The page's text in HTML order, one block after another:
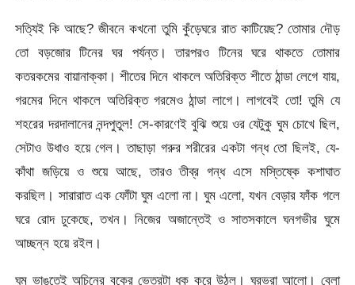
সত্যিই কি আছে? জীবনে কখনো তুমি কুঁড়েঘরে রাত কাটিয়েছ? তোমার দৌড়
তো বড়জোর টিনের ঘর পর্যন্ত। তারপরও টিনের ঘরে থাকতে তোমার
কতরকমের বায়ানাক্কা। শীতের দিনে থাকলে অতিরিক্ত শীতে ঠান্ডা লেগে যায়,
গরমের দিনে থাকলে অতিরিক্ত গরমেও ঠান্ডা লাগে। লাগবেই তো! তুমি যে
শহরের দরদালানের নন্দপুতুল! সে-কারণেই বুঝি শুয়ে ওর যেটুকু ঘুম চোখে ছিল,
সেটাও উধাও হয়ে গেল। তাছাড়া গরুর শরীরের একটা গন্ধ তো ছিলই, যে-
কাঁথা জড়িয়ে ও শুয়ে আছে, তারও তীব্র গন্ধ এসে মস্তিষ্কে কশাঘাত
করছিল। সারারাত এক ফোঁটা ঘুম এলো না। ঘুম এলো, যখন বেড়ার ফাঁক গলে
ঘরে রোদ ঢুকেছে, তখন। নিজের অজান্তেই ও সাতসকালে ঘনগভীর ঘুমে
আচ্ছন্ন হয়ে রইল।
ঘুম ভাঙতেই অচিনের বুকের ভেতরটা ধক করে উঠল। ঘরভরা আলো। বেলা